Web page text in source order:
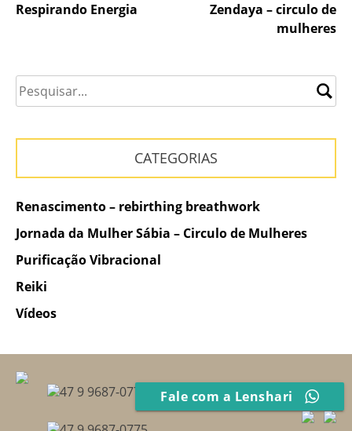
Navegação
Post
Respirando Energia
Zendaya – circulo de
mulheres
CATEGORIAS
Renascimento – rebirthing breathwork
Jornada da Mulher Sábia – Circulo de Mulheres
Purificação Vibracional
Reiki
Vídeos
47 9 9687-0775 Fale com a Lenshari